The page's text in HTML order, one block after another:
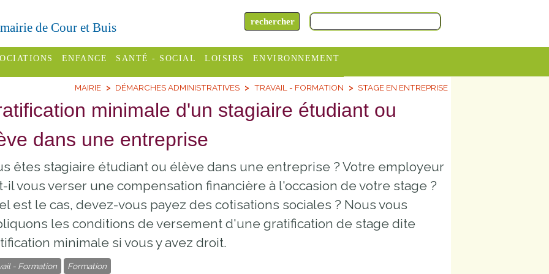
de Cour et Buis
Varèze
des
ENFANCE
Assistantes
maternelles
Relais
maternelle
Pôle petite
enfance
Etablissements
SANTÉ - SOCIAL
Centres
sociaux
ADMR
CCAS
Conseil
Départemental
Le SSIAD
LOISIRS
Campings
tourisme
Piscines
ENVIRONNEMENT
Horaires
Déchèteries
SITCOM
MAIRIE DÉMARCHES ADMINISTRATIVES TRAVAIL - FORMATION STAGE EN ENTREPRISE
minimale d'un stagiaire étudiant ou
dans une entreprise
êtes stagiaire étudiant ou élève dans une entreprise ? Votre employeur
il vous verser une compensation financière à l'occasion de votre stage ?
est le cas, devez-vous payez des cotisations sociales ? Nous vous
les conditions de versement d'une gratification de stage dite
minimale si vous y avez droit.
- Formation Formation